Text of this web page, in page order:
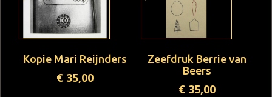
Kopie Mari Reijnders
€ 35,00
Zeefdruk Berrie van
Beers
€35,00